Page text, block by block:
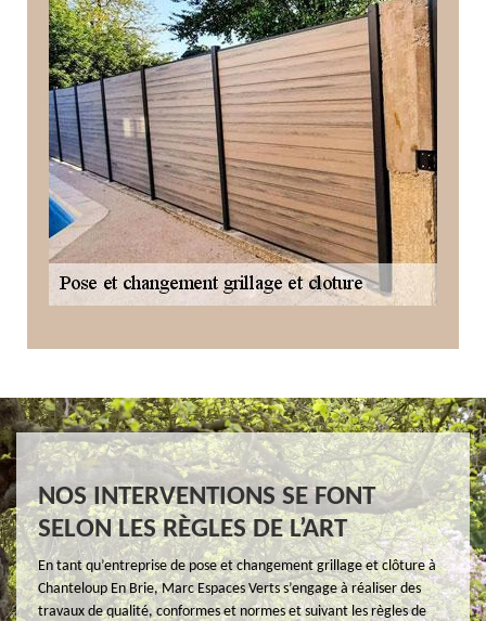
NOS INTERVENTIONS SE FONT
SELON LES RÈGLES DE L’ART
En tant qu’entreprise de pose et changement grillage et clôture à
Chanteloup En Brie, Marc Espaces Verts s’engage à réaliser des
travaux de qualité, conformes et normes et suivant les règles de